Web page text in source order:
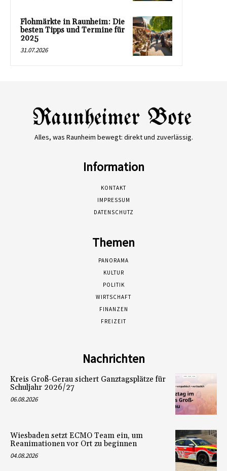
Flohmärkte in Raunheim: Die
besten Tipps und Termine für
2025
31.07.2026
Alles, was Raunheim bewegt: direkt und zuverlässig.
Information
KONTAKT
IMPRESSUM
DATENSCHUTZ
Themen
PANORAMA
KULTUR
POLITIK
WIRTSCHAFT
FINANZEN
FREIZEIT
Nachrichten
Kreis Groß-Gerau sichert Ganztagsplätze für
Schuljahr 2026/27
06.08.2026
Wiesbaden setzt ECMO Team ein, um
Reanimationen vor Ort zu beginnen
04.08.2026